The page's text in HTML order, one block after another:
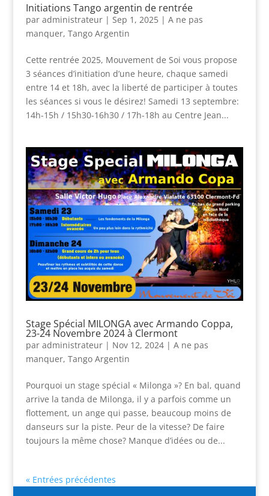
Initiations Tango argentin de rentrée
par administrateur| Sep 1, 2025| A ne pas
manquer, Tango Argentin
Cette rentrée 2025, Mouvement de Soi vous propose
3 séances d’initiation d’une heure, chaque samedi
entre 14 et 18h, avec la liberté de participer à toutes
les séances si vous le désirez! Samedi 13 septembre:
14h-15h / 15h30-16h30 / 17h-18h au Centre Jean...
Stage Spécial MILONGA avec Armando Coppa,
23-24 Novembre 2024 à Clermont
par administrateur| Nov 12, 2024| A ne pas
manquer, Tango Argentin
Pourquoi un stage spécial « Milonga »? En bal, quand
arrive la tanda de Milonga, il y a parfois comme un
flottement, un ange qui passe, beaucoup moins de
danseurs sur la piste. Peur de la vitesse? De faire
toujours la même chose? Manque d’idées ou de...
« Entrées précédentes